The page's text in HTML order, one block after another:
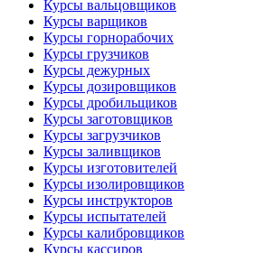
Курсы вальцовщиков
Курсы варщиков
Курсы горнорабочих
Курсы грузчиков
Курсы дежурных
Курсы дозировщиков
Курсы дробильщиков
Курсы заготовщиков
Курсы загрузчиков
Курсы заливщиков
Курсы изготовителей
Курсы изолировщиков
Курсы инструкторов
Курсы испытателей
Курсы калибровщиков
Курсы кассиров